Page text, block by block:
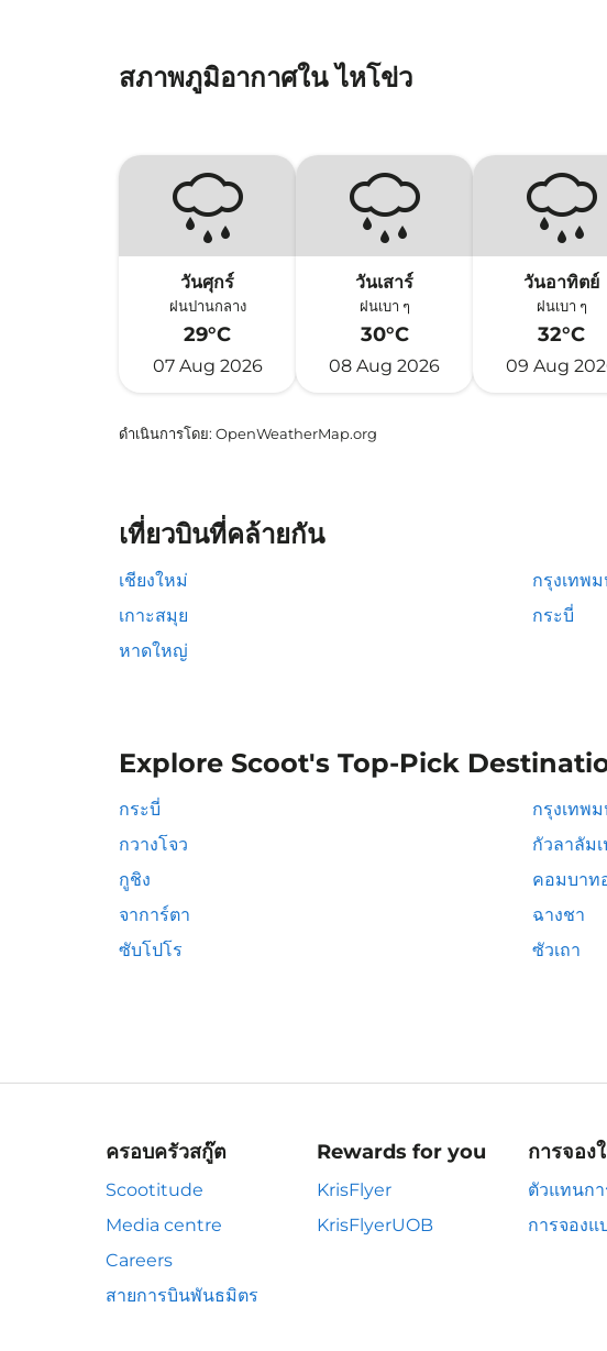
สภาพภูมิอากาศใน ไหโข่ว
วันศุกร์
ฝนปานกลาง
29°C
07 Aug 2026
วันเสาร์
ฝนเบา ๆ
30°C
08 Aug 2026
วันอาทิตย์
ฝนเบา ๆ
32°C
09 Aug
ดำเนินการโดย: OpenWeatherMap.org
เที่ยวบินที่คล้ายกัน
เชียงใหม่ กรุงเทพ
เกาะสมุย
กระบี่
หาดใหญ่
Explore Scoot's Top-Pick
กระบี่ กรุงเทพ
กวางโจว
กัวลาลัม
กูชิง
คอมบาท
จาการ์ตา
ฉางชา
ซับโปโร
ซัวเถา
ครอบครัวสกู๊ต
Scootitude
Media centre
Careers
สายการบินพันธมิตร
Rewards for you
KrisFlyer
KrisFlyerUOB
การจอง
ตัวแทนกา
การจองแ